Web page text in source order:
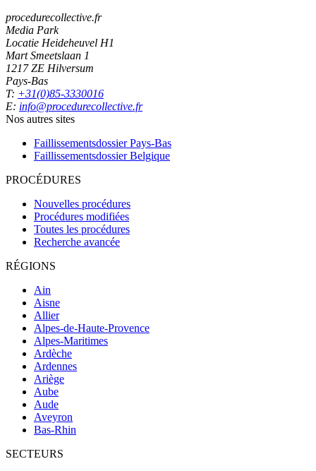
procedurecollective.fr
Media Park
Locatie Heideheuvel H1
Mart Smeetslaan 1
1217 ZE Hilversum
Pays-Bas
T: +31(0)85-3330016
E: info@procedurecollective.fr
Nos autres sites
Faillissementsdossier Pays-Bas
Faillissementsdossier Belgique
PROCÉDURES
Nouvelles procédures
Procédures modifiées
Toutes les procédures
Recherche avancée
RÉGIONS
Ain
Aisne
Allier
Alpes-de-Haute-Provence
Alpes-Maritimes
Ardèche
Ardennes
Ariège
Aube
Aude
Aveyron
Bas-Rhin
SECTEURS